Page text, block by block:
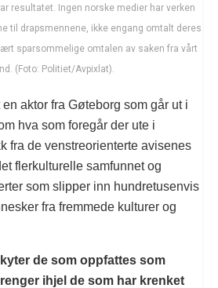
resultatet. Ingen norske medier har verken
til drapsmennene, ikke engang omtalt deres
sparsommelige omtalen av saken fra vårt
(Foto: Politiet/Avpixlat).
aktor fra Gøteborg som går ut i
hva som foregår der ute i
fra de venstreorienterte avisenes
flerkulturelle samfunnet og
som slipper inn hundretusenvis
fra fremmede kulturer og
de som oppfattes som
ihjel de som har krenket